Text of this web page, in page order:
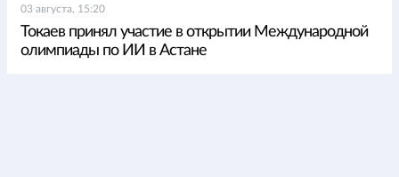
03 августа, 15:20
Токаев принял участие в открытии Международной
олимпиады по ИИ в Астане